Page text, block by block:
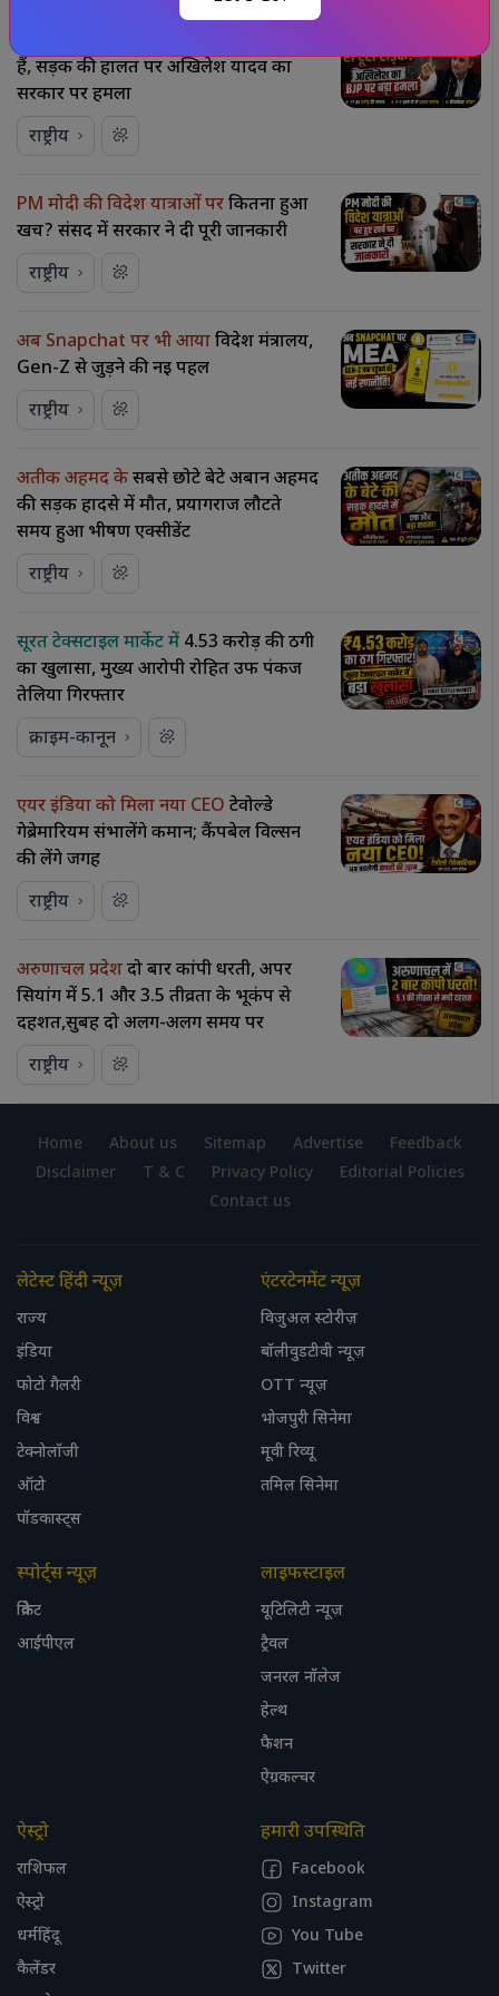
हैं, सड़क की हालत पर अखिलेश यादव का
सरकार पर हमला
राष्ट्रीय
PM मोदी की विदेश यात्राओं परकितना हुआ
खर्च? संसद में सरकार ने दी पूरी जानकारी
राष्ट्रीय
अब Snapchat पर भी आयाविदेश मंत्रालय,
Gen-Z से जुड़ने की नई पहल
राष्ट्रीय
अतीक अहमद केसबसे छोटे बेटे अबान अहमद
की सड़क हादसे में मौत, प्रयागराज लौटते
समय हुआ भीषण एक्सीडेंट
राष्ट्रीय
सूरत टेक्सटाइल मार्केट में ₹4.53 करोड़ की ठगी
का खुलासा, मुख्य आरोपी रोहित उर्फ पंकज
तेलिया गिरफ्तार
क्राइम-कानून
एयर इंडिया को मिला नया CEO टेवोल्डे
गेब्रेमारियम संभालेंगे कमान; कैंपबेल विल्सन
की लेंगे जगह
राष्ट्रीय
अरुणाचल प्रदेशदो बार कांपी धरती, अपर
सियांग में 5.1 और 3.5 तीव्रता के भूकंप से
दहशत,सुबह दो अलग-अलग समय पर
राष्ट्रीय
Home About us Sitemap Advertise
Feedback
Disclaimer
T & C Privacy Policy
Editorial Policies
Contact us
लेटेस्ट हिंदी न्यूज़
राज्य
इंडिया
फोटो गैलरी
विश्व
टेक्नोलॉजी
ऑटो
पॉडकास्ट्स
एंटरटेनमेंट न्यूज़
विजुअल स्टोरीज़
बॉलीवुडटीवी न्यूज़
OTT न्यूज़
भोजपुरी सिनेमा
मूवी रिव्यू
तमिल सिनेमा
स्पोर्ट्स न्यूज़
क्रिकेट
आईपीएल
लाइफस्टाइल
यूटिलिटी न्यूज़
ट्रैवल
जनरल नॉलेज
हेल्थ
फैशन
ऐग्रकल्चर
ऐस्ट्रो
राशिफल
ऐस्ट्रो
धर्महिंदू
कैलेंडर
हमारी उपस्थिति
Facebook
Instagram
You Tube
Twitter